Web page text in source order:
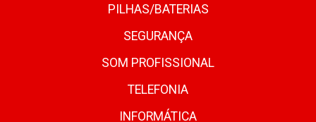
PILHAS/BATERIAS
SEGURANÇA
SOM PROFISSIONAL
TELEFONIA
INFORMÁTICA